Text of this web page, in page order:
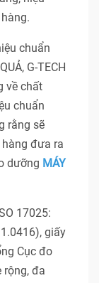
chuẩn
G-TECH
về chất
chuẩn
rằng sẽ
đưa ra
dưỡng MÁY
17025:
1.0416), giấy
Cục đo
rộng, đa